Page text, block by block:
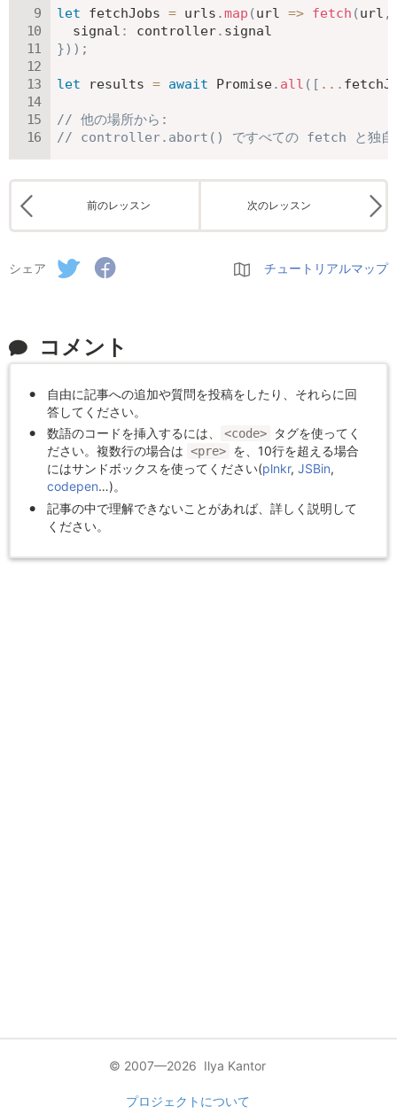
let fetchJobs = urls .map (url => fetch (url ,
signal : controller.
}) ) ;
let results = await Promise. all ( [ ...
// 他の場所から:
// controller.abort() ですべての fetch と独自の
前のレッスン 次のレッスン
シェア チュートリアルマップ
コメント
自由に記事への追加や質問を投稿をしたり、それらに回
答してください。
数語のコードを挿入するには、
<code>
タグを使ってく
ださい。複数行の場合は <pre> を、10行を超える場合
にはサンドボックスを使ってください(plnkr, JSBin,
codepen…)。
記事の中で理解できないことがあれば、詳しく説明して
ください。
© 2007—2026 Ilya Kantor
プロジェクトについて